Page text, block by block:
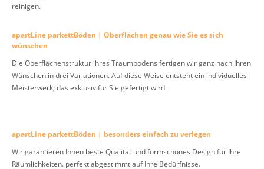
reinigen.
apartLine parkettBöden | Oberflächen genau wie Sie es sich
wünschen
Die Oberflächenstruktur ihres Traumbodens fertigen wir ganz nach Ihren
Wünschen in drei Variationen. Auf diese Weise entsteht ein individuelles
Meisterwerk, das exklusiv für Sie gefertigt wird.
apartLine parkettBöden | besonders einfach zu verlegen
Wir garantieren Ihnen beste Qualität und formschönes Design für Ihre
Räumlichkeiten. perfekt abgestimmt auf Ihre Bedürfnisse.